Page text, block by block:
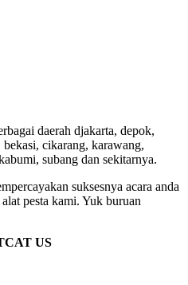
daerah djakarta, depok,
bekasi, cikarang, karawang,
subang dan sekitarnya.
suksesnya acara anda
pesta kami. Yuk buruan
US